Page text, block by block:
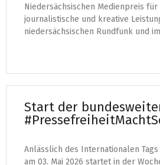
Niedersächsischen Medienpreis
journalistische und kreative
niedersächsischen Rundfunk und
Start der
Anlässlich des Internationalen
am 03. Mai 2026 startet in der